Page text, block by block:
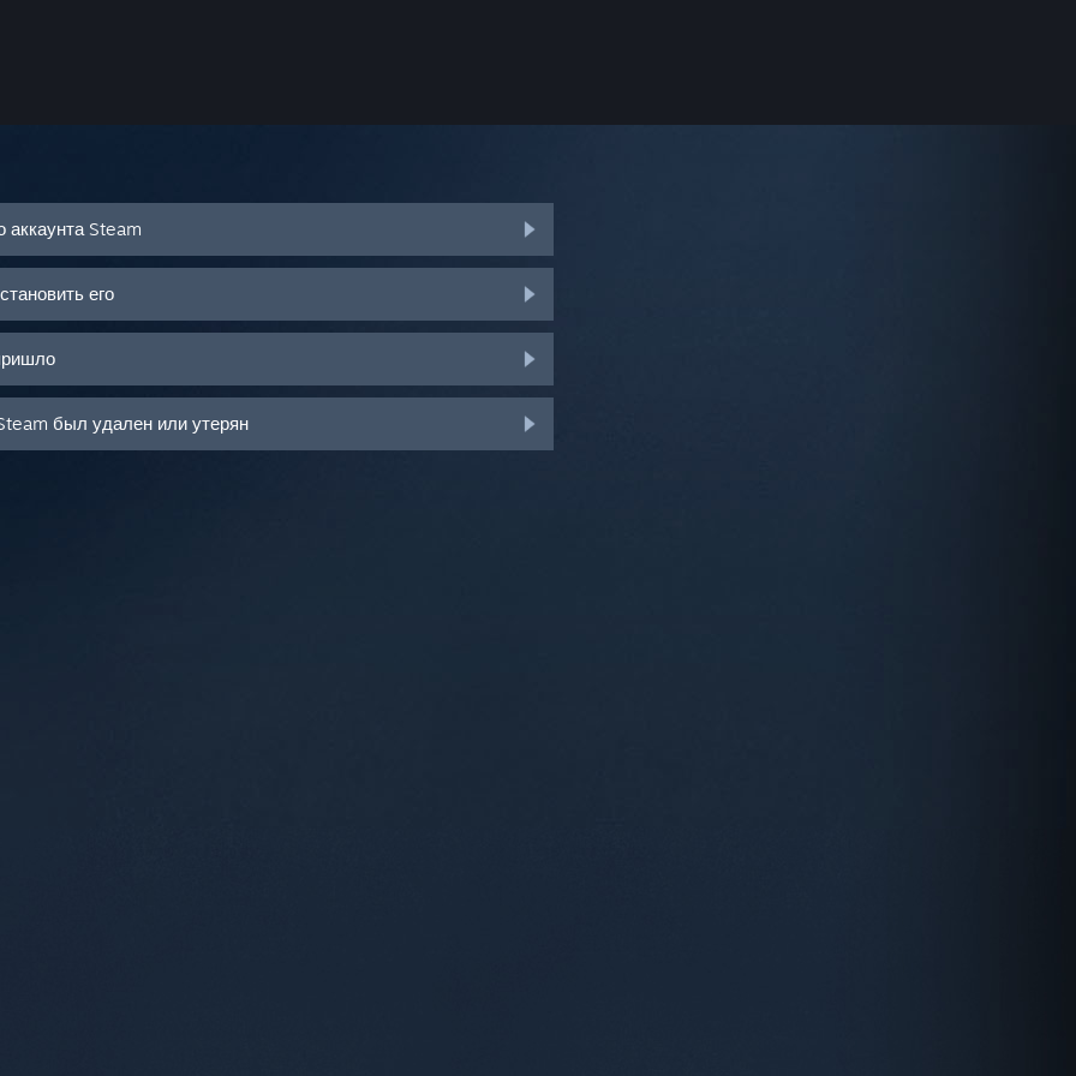
Steam
его
был удален или утерян